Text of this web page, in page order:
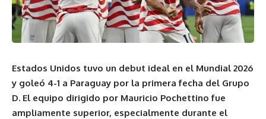
Estados Unidos tuvo un debut ideal en el Mundial 2026
y goleó 4-1 a Paraguay por la primera fecha del Grupo
D. El equipo dirigido por Mauricio Pochettino fue
ampliamente superior, especialmente durante el